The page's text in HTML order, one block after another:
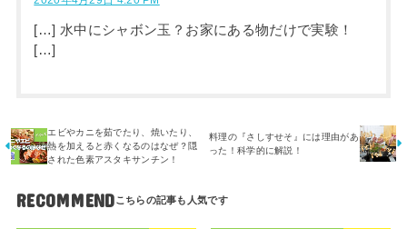
[…] 水中にシャボン玉？お家にある物だけで実験！
[…]
エビやカニを茹でたり、焼いたり、
熱を加えると赤くなるのはなぜ？隠
された色素アスタキサンチン！
料理の『さしすせそ』には理由があ
った！科学的に解説！
RECOMMEND